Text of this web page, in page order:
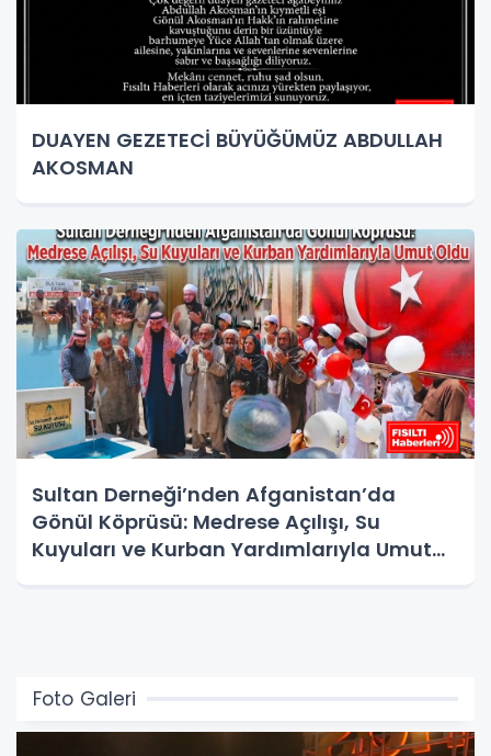
DUAYEN GEZETECİ BÜYÜĞÜMÜZ ABDULLAH
AKOSMAN
Sultan Derneği’nden Afganistan’da
Gönül Köprüsü: Medrese Açılışı, Su
Kuyuları ve Kurban Yardımlarıyla Umut
Foto Galeri